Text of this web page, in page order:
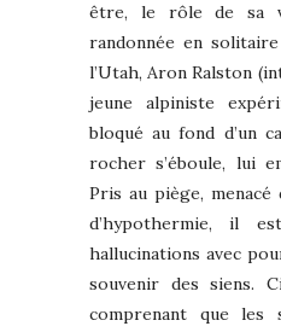
être, le rôle de sa
randonnée en
l’Utah, Aron Ralston
jeune alpiniste
bloqué au fond d’un
rocher s’éboule, lui
Pris au piège,
d’hypothermie, il
hallucinations avec
souvenir des siens.
comprenant que les